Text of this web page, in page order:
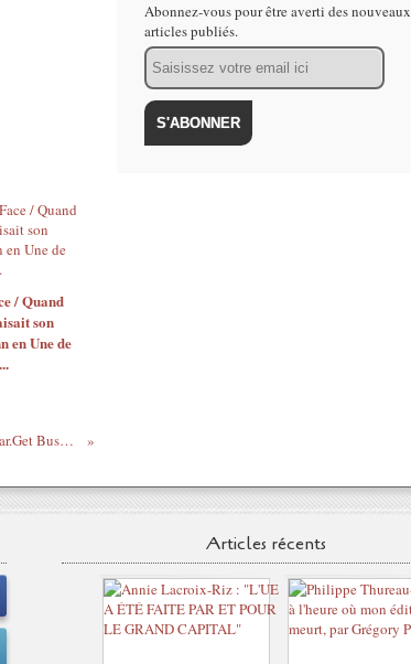
/ Quand
son
en Une de
#InterditAuxBâtards / Kenzy lit Sear.Get Busy - Gars du moment
Abonnez-vous pour être averti des nouveaux
articles publiés.
Email
Articles récents